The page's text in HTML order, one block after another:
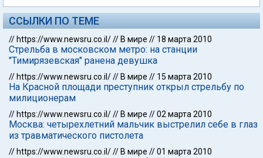
ССЫЛКИ ПО ТЕМЕ
// https://www.newsru.co.il/// В мире // 18 марта 2010
Стрельба в московском метро: на станции
"Тимирязевская" ранена девушка
// https://www.newsru.co.il/// В мире // 15 марта 2010
На Красной площади преступник открыл стрельбу по
милиционерам
// https://www.newsru.co.il/// В мире //02 марта 2010
Москва: четырехлетний мальчик выстрелил себе в глаз
из травматического пистолета
// https://www.newsru.co.il/// В мире //01 марта 2010